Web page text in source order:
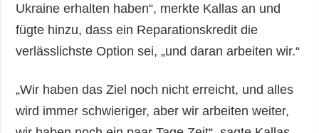
Ukraine erhalten haben“, merkte Kallas an und
fügte hinzu, dass ein Reparationskredit die
verlässlichste Option sei, „und daran arbeiten wir.“
„Wir haben das Ziel noch nicht erreicht, und alles
wird immer schwieriger, aber wir arbeiten weiter,